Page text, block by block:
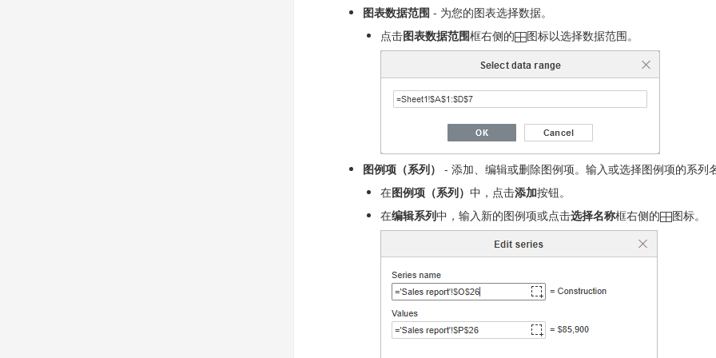
图表数据范围 - 为您的图表选择数据。
点击图表数据范围框右侧的 图标以选择数据范围。
图例项（系列）
- 添加、编辑或删除图例项。输入或选择图例项的系列
在图例项（系列） 中，点击添加按钮。
在编辑系列中，输入新的图例项或点击选择名称框右侧的 图标。